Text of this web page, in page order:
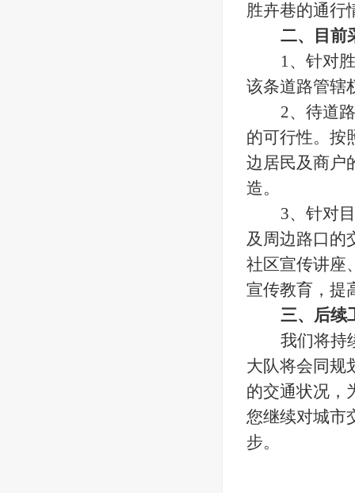
胜卉巷的通行
二、目前
1、针对
该条道路管辖
2、待道
的可行性。按
边居民及商户
造。
3、针对
及周边路口的
社区宣传讲座
宣传教育，提
三、后续
我们将持
大队将会同规
的交通状况，
您继续对城市
步。